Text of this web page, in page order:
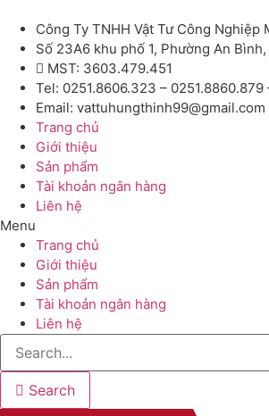
Công Ty TNHH Vật Tư Công Nghiệp
Số 23A6 khu phố 1, Phường An
MST: 3603.479.451
Tel: 0251.8606.323 – 0251.8860.879
Email: vattuhungthinh99@gmail.com
Trang chủ
Giới thiệu
Sản phẩm
Tài khoản ngân hàng
Liên hệ
Menu
Trang chủ
Giới thiệu
Sản phẩm
Tài khoản ngân hàng
Liên hệ
Search